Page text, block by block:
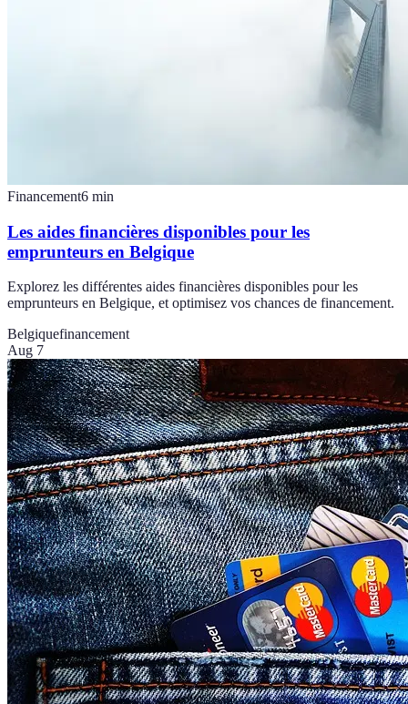
Financement6 min
Les aides financières disponibles pour les
emprunteurs en Belgique
Explorez les différentes aides financières disponibles pour les
emprunteurs en Belgique, et optimisez vos chances de financement.
Belgiquefinancement
Aug 7